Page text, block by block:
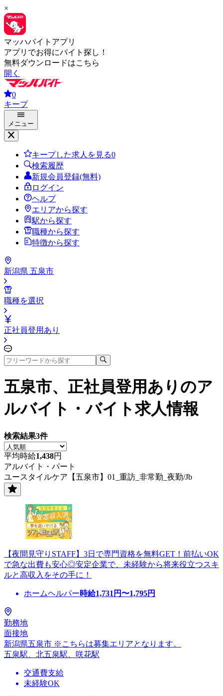
×
マッハバイトアプリ
アプリでお得にバイト探し！
無料ダウンロードはこちら
開く
0
キープ
メニュー
キープした求人を見る0
検索履歴
新規会員登録(無料)
ログイン
ヘルプ
エリアから探す
駅から探す
職種から探す
特徴から探す
新潟県 五泉市
職種を選択
正社員登用あり
五泉市、正社員登用あり のア
ルバイト・バイト求人情報
検索結果3件
平均時給1,438円
アルバイト・パート
ユースタイルケア【五泉市】01_重訪_非常勤_夜勤/Jb
【夜間見守りSTAFF】3日で専門資格を無料GET！前払いOK
で急な出費も安心◎安定企業で、未経験から将来役立つスキ
ルと高収入をその手に！
ホームヘルパー時給1,731 円〜1,795円
勤務地
面接地
新潟県五泉市 ※こちらは募集エリアとなります。
五泉駅、北五泉駅、咲花駅
交通費支給
未経験OK